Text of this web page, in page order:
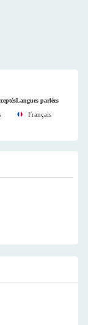
Langues parlées
Français